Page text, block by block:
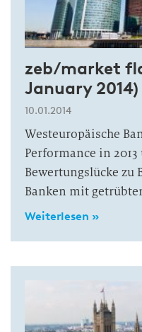
zeb/market
January 2014)
10.01.2014
Westeuropäische
Performance in
Bewertungslücke zu
Banken mit
Weiterlesen »